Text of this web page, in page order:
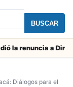
BUSCAR
Diálogos para el